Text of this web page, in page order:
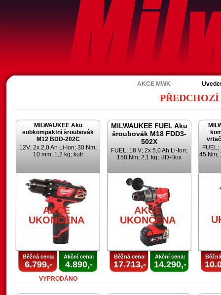
AKCE MWK
MILWAUKEE Aku
subkompaktní šroubovák
M12 BDD-202C
12V; 2x 2,0 Ah Li-Ion; 30 Nm;
10 mm; 1,2 kg; kufr
AKCE
UKONČENA
Běžná cena:
6.799,-
Akční cena:
4.890,-
VYPRODÁNO
MILWAUKEE FUEL Aku
šroubovák M18 FDD3-
502X
FUEL; 18 V; 2x 5,0 Ah Li-Ion;
158 Nm; 2,1 kg; HD-Box
AKCE
UKONČENA
Běžná cena:
17.713,-
Akční cena:
14.290,-
FUEL;
45 Nm;